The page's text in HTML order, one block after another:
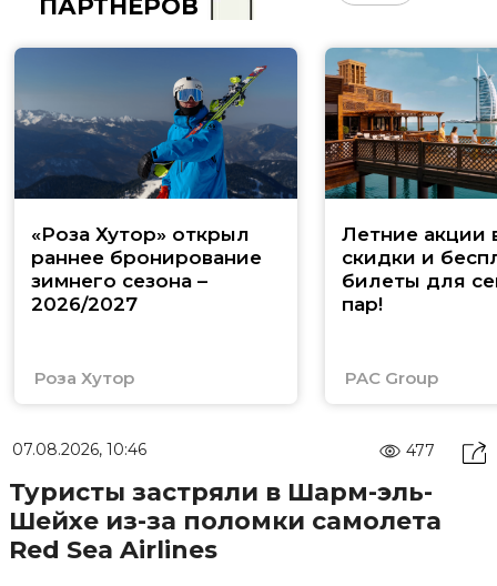
ПАРТНЁРОВ
«Роза Хутор» открыл
раннее бронирование
зимнего сезона –
2026/2027
Роза Хутор
Летние акции
скидки и
билеты для
пар!
PAC Group
07.08.2026, 10:46 477
Туристы застряли в Шарм-эль-
Шейхе из-за поломки самолета
Red Sea Airlines